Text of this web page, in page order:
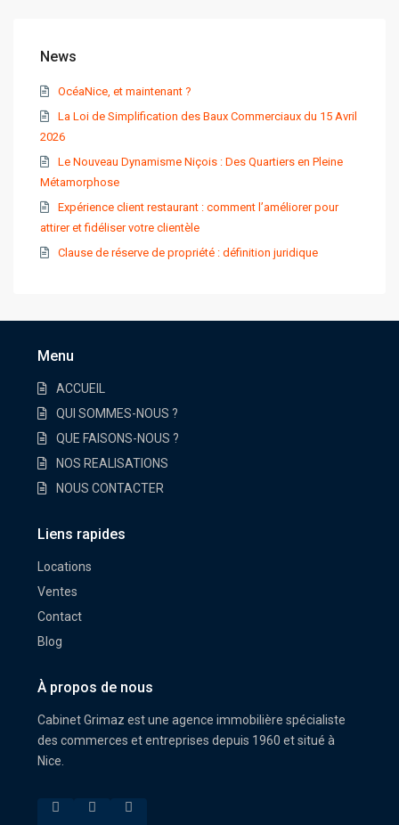
News
OcéaNice, et maintenant ?
La Loi de Simplification des Baux Commerciaux du 15 Avril
2026
Le Nouveau Dynamisme Niçois : Des Quartiers en Pleine
Métamorphose
Expérience client restaurant : comment l’améliorer pour
attirer et fidéliser votre clientèle
Clause de réserve de propriété : définition juridique
Menu
ACCUEIL
QUI SOMMES-NOUS ?
QUE FAISONS-NOUS ?
NOS REALISATIONS
NOUS CONTACTER
Liens rapides
Locations
Ventes
Contact
Blog
À propos de nous
Cabinet Grimaz est une agence immobilière spécialiste
des commerces et entreprises depuis 1960 et situé à
Nice.